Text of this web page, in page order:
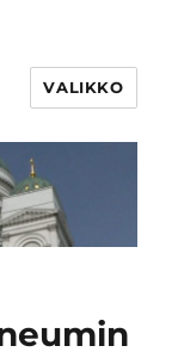
VALIKKO